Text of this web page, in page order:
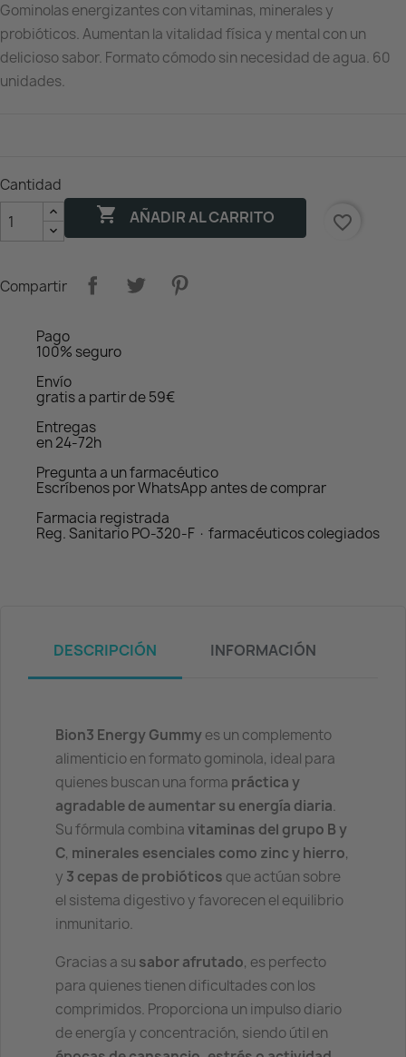
Gominolas energizantes con vitaminas, minerales y
probióticos. Aumentan la vitalidad física y mental con un
delicioso sabor. Formato cómodo sin necesidad de agua. 60
unidades.
Cantidad
 AÑADIR AL CARRITO favorite_border
Compartir
Pago
100% seguro
Envío
gratis a partir de 59€
Entregas
en 24-72h
Pregunta a un farmacéutico
Escríbenos por WhatsApp antes de comprar
Farmacia registrada
Reg. Sanitario PO-320-F · farmacéuticos colegiados
DESCRIPCIÓN INFORMACIÓN
Bion3 Energy Gummyes un complemento
alimenticio en formato gominola, ideal para
quienes buscan una forma práctica y
agradable de aumentar su energía diaria.
Su fórmula combinavitaminas del grupo B y
C, minerales esenciales como zinc y hierro,
y 3 cepas de probióticos que actúan sobre
el sistema digestivo y favorecen el equilibrio
inmunitario.
Gracias a su sabor afrutado, es perfecto
para quienes tienen dificultades con los
comprimidos. Proporciona un impulso diario
de energía y concentración, siendo útil en